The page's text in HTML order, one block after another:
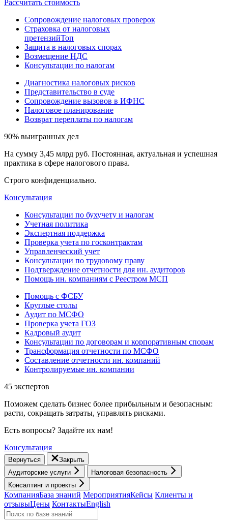
Рассчитать стоимость
Сопровождение налоговых проверок
Страховка от налоговых
претензийТоп
Защита в налоговых спорах
Возмещение НДС
Консультации по налогам
Диагностика налоговых рисков
Представительство в суде
Сопровождение вызовов в ИФНС
Налоговое планирование
Возврат переплаты по налогам
90% выигранных дел
На сумму 3,45 млрд руб. Постоянная, актуальная и успешная
практика в сфере налогового права.
Строго конфиденциально.
Консультация
Консультации по бухучету и налогам
Учетная политика
Экспертная поддержка
Проверка учета по госконтрактам
Управленческий учет
Консультации по трудовому праву
Подтверждение отчетности для ин. аудиторов
Помощь ин. компаниям с Реестром МСП
Помощь с ФСБУ
Круглые столы
Аудит по МСФО
Проверка учета ГОЗ
Кадровый аудит
Консультации по договорам и корпоративным спорам
Трансформация отчетности по МСФО
Составление отчетности ин. компаний
Контролируемые ин. компании
45 экспертов
Поможем сделать бизнес более прибыльным и безопасным:
расти, cокращать затраты, управлять рисками.
Есть вопросы? Задайте их нам!
Консультация
Вернуться
Закрыть
Аудиторские услуги
Налоговая безопасность
Консалтинг и проекты
КомпанияБаза знаний МероприятияКейсы Клиенты и
отзывыЦены КонтактыEnglish